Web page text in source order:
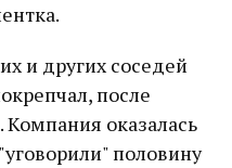
и других соседей
после
Компания оказалась
половину